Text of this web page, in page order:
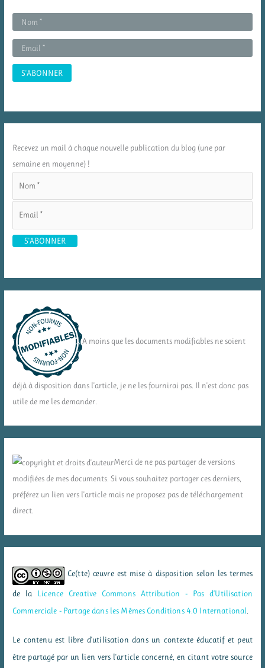
Recevez un mail à chaque nouvelle publication du blog (une par
semaine en moyenne) !
A moins que les documents modifiables ne soient
déjà à disposition dans l'article, je ne les fournirai pas. Il n'est donc pas
utile de me les demander.
Merci de ne pas partager de versions
modifiées de mes documents. Si vous souhaitez partager ces derniers,
préférez un lien vers l'article mais ne proposez pas de téléchargement
direct.
Ce(tte) œuvre est mise à disposition selon les termes
de la Licence Creative Commons Attribution - Pas d’Utilisation
Commerciale - Partage dans les Mêmes Conditions 4.0 International
Le contenu est libre d'utilisation dans un contexte éducatif et peut
être partagé par un lien vers l'article concerné, en citant votre source